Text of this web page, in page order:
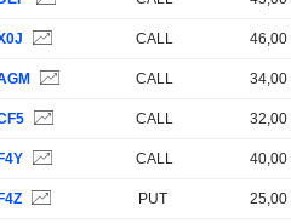
CALL 46,00
CALL 34,00
CALL 32,00
CALL 40,00
PUT 25,00